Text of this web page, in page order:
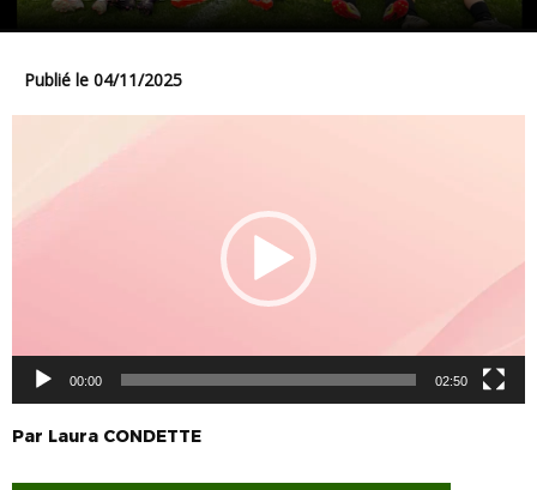
Publié le 04/11/2025
00:00 02:50
Par Laura CONDETTE